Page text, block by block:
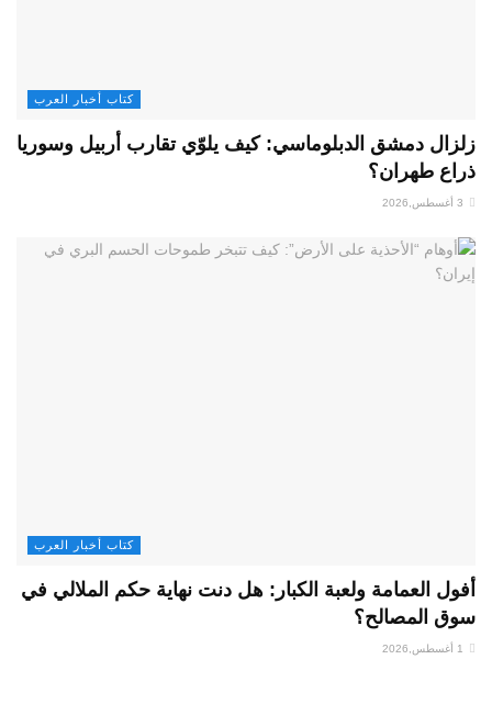
كتاب أخبار العرب
زلزال دمشق الدبلوماسي: كيف يلوّي تقارب أربيل وسوريا
ذراع طهران؟
كتاب أخبار العرب
أفول العمامة ولعبة الكبار: هل دنت نهاية حكم الملالي في
سوق المصالح؟